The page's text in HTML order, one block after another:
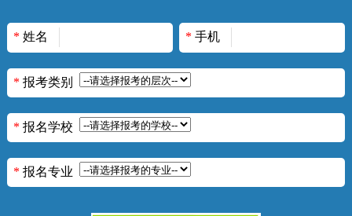
* 姓名 * 手机
* 报考类别
* 报名学校
* 报名专业